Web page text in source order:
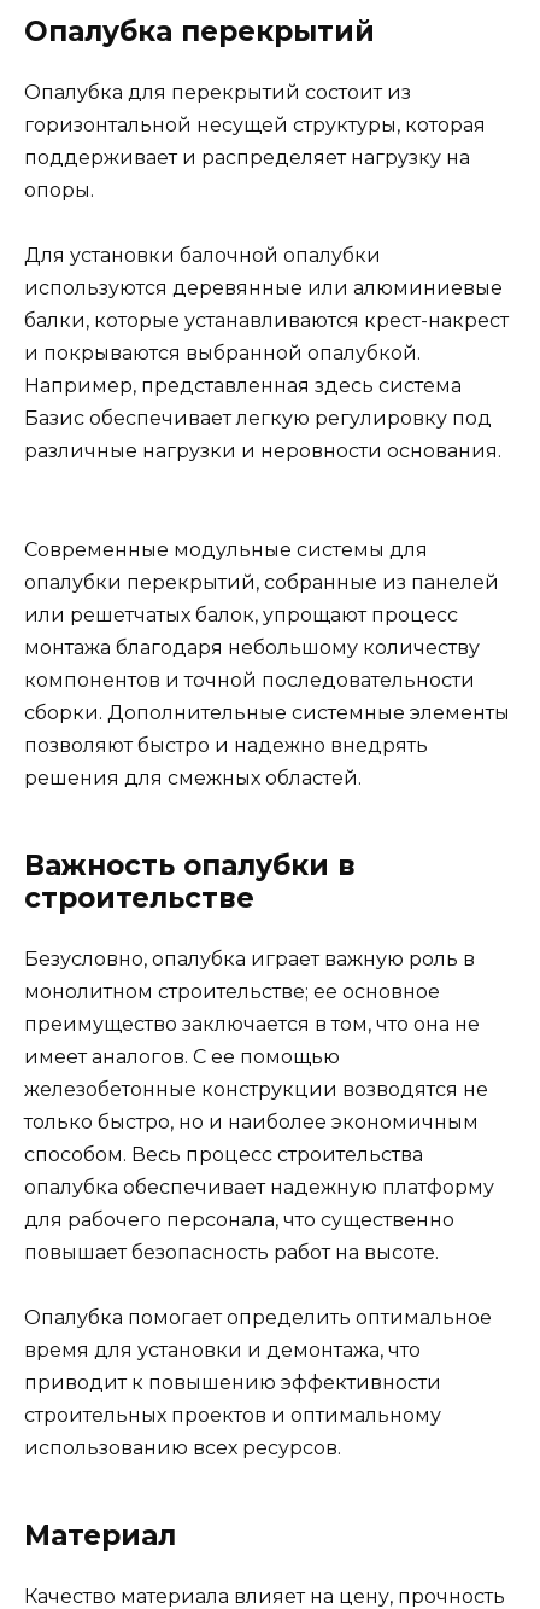
Опалубка перекрытий
Опалубка для перекрытий состоит из
горизонтальной несущей структуры, которая
поддерживает и распределяет нагрузку на
опоры.
Для установки балочной опалубки
используются деревянные или алюминиевые
балки, которые устанавливаются крест-накрест
и покрываются выбранной опалубкой.
Например, представленная здесь система
Базис обеспечивает легкую регулировку под
различные нагрузки и неровности основания.
Современные модульные системы для
опалубки перекрытий, собранные из панелей
или решетчатых балок, упрощают процесс
монтажа благодаря небольшому количеству
компонентов и точной последовательности
сборки. Дополнительные системные элементы
позволяют быстро и надежно внедрять
решения для смежных областей.
Важность опалубки в
строительстве
Безусловно, опалубка играет важную роль в
монолитном строительстве; ее основное
преимущество заключается в том, что она не
имеет аналогов. С ее помощью
железобетонные конструкции возводятся не
только быстро, но и наиболее экономичным
способом. Весь процесс строительства
опалубка обеспечивает надежную платформу
для рабочего персонала, что существенно
повышает безопасность работ на высоте.
Опалубка помогает определить оптимальное
время для установки и демонтажа, что
приводит к повышению эффективности
строительных проектов и оптимальному
использованию всех ресурсов.
Материал
Качество материала влияет на цену, прочность